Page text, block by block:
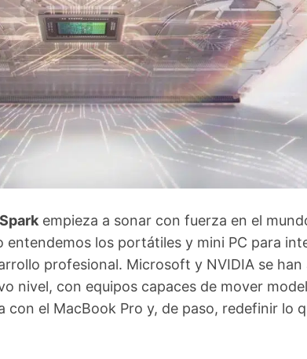
empieza a sonar con fuerza en el
entendemos los portátiles y mini PC para
profesional. Microsoft y NVIDIA se han
nivel, con equipos capaces de mover
el MacBook Pro y, de paso, redefinir lo